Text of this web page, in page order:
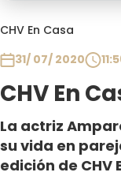
CHV En Casa
31/ 07/ 2020
CHV En
La actriz
su vida en
edición de CHV
Contigo en
Plan Perfecto
Sabingo
Todos Los